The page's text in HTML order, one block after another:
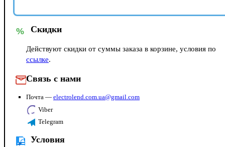
% Скидки
Действуют скидки от суммы заказа в корзине, условия по
ссылке.
Связь с нами
Почта — electrolend.com.ua@gmail.com
Viber
Telegram
Условия